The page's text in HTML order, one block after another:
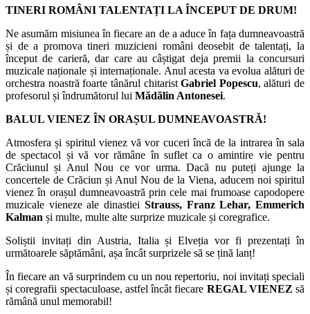
TINERI ROMÂNI TALENTAȚI LA ÎNCEPUT DE DRUM!
Ne asumăm misiunea în fiecare an de a aduce în fața dumneavoastră
și de a promova tineri muzicieni români deosebit de talentați, la
început de carieră, dar care au câștigat deja premii la concursuri
muzicale naționale și internaționale. Anul acesta va evolua alături de
orchestra noastră foarte tânărul chitaristGabriel Popescu, alături de
profesorul și îndrumătorul lui Mădălin Antonesei.
BALUL VIENEZ ÎN ORAȘUL DUMNEAVOASTRĂ!
Atmosfera și spiritul vienez vă vor cuceri încă de la intrarea în sala
de spectacol și vă vor rămâne în suflet ca o amintire vie pentru
Crăciunul și Anul Nou ce vor urma. Dacă nu puteți ajunge la
concertele de Crăciun și Anul Nou de la Viena, aducem noi spiritul
vienez în orașul dumneavoastră prin cele mai frumoase capodopere
muzicale vieneze ale dinastiei Strauss, Franz Lehar, Emmerich
Kalman și multe, multe alte surprize muzicale și coregrafice.
Soliștii invitați din Austria, Italia și Elveția vor fi prezentați în
următoarele săptămâni, așa încât surprizele să se țină lanț!
În fiecare an vă surprindem cu un nou repertoriu, noi invitați speciali
și coregrafii spectaculoase, astfel încât fiecare REGAL VIENEZ să
rămână unul memorabil!